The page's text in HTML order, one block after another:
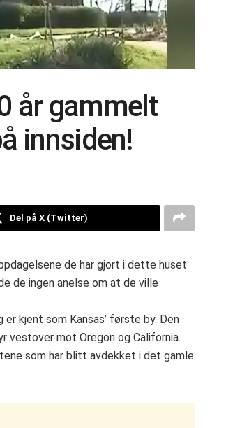
år gammelt
innsiden!
Del på X (Twitter)
de har gjort i dette huset
de ingen anelse om at de ville
kjent som Kansas’ første by. Den
vestover mot Oregon og California.
som har blitt avdekket i det gamle